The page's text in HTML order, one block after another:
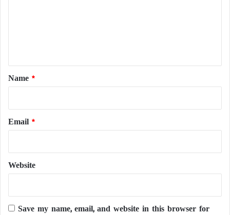
*
Name *
Email *
Website
Save my name, email, and website in this browser for